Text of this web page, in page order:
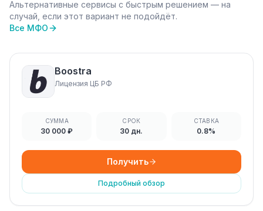
Альтернативные сервисы с быстрым решением — на
случай, если этот вариант не подойдёт.
Все МФО
Boostra
Лицензия ЦБ РФ
СУММА
30 000 ₽
СРОК
30 дн.
СТАВКА
0.8%
Получить
Подробный обзор